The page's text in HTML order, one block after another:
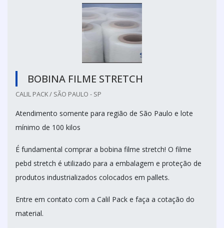
BOBINA FILME STRETCH
CALIL PACK / SÃO PAULO - SP
Atendimento somente para região de São Paulo e lote
mínimo de 100 kilos
É fundamental comprar a bobina filme stretch! O filme
pebd stretch é utilizado para a embalagem e proteção de
produtos industrializados colocados em pallets.
Entre em contato com a Calil Pack e faça a cotação do
material.